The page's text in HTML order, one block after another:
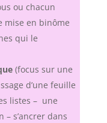
ou chacun
mise en binôme
qui le
(focus sur une
d’une feuille
listes – une
– s’ancrer dans